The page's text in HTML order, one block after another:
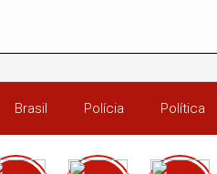
Brasil Polícia Política